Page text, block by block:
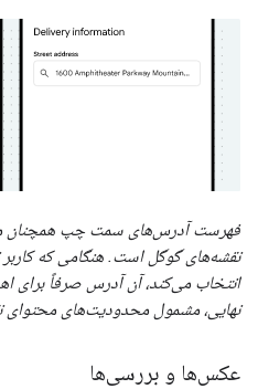
فهرست آدرس‌های سمت چپ همچنان
نقشه‌های گوگل است. هنگامی که
انتخاب می‌کند، آن آدرس صرفاً برای
نهایی، مشمول محدودیت‌های
عکس‌ها و بررسی‌ها